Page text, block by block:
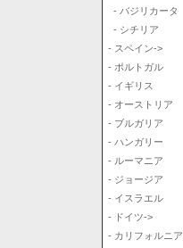
- バジリカータ
- シチリア
- スペイン->
- ポルトガル
- イギリス
- オーストリア
- ブルガリア
- ハンガリー
- ルーマニア
- ジョージア
- イスラエル
- ドイツ->
- カリフォルニア